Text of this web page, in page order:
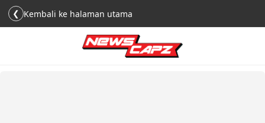
❮ Kembali ke halaman utama